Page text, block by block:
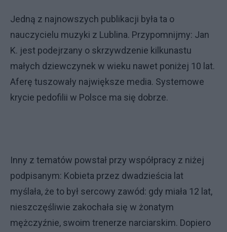
Jedną z najnowszych publikacji była ta o
nauczycielu muzyki z Lublina. Przypomnijmy: Jan
K. jest podejrzany o skrzywdzenie kilkunastu
małych dziewczynek w wieku nawet poniżej 10 lat.
Aferę tuszowały największe media. Systemowe
krycie pedofilii w Polsce ma się dobrze.
Inny z tematów powstał przy współpracy z niżej
podpisanym: Kobieta przez dwadzieścia lat
myślała, że to był sercowy zawód: gdy miała 12 lat,
nieszczęśliwie zakochała się w żonatym
mężczyźnie, swoim trenerze narciarskim. Dopiero